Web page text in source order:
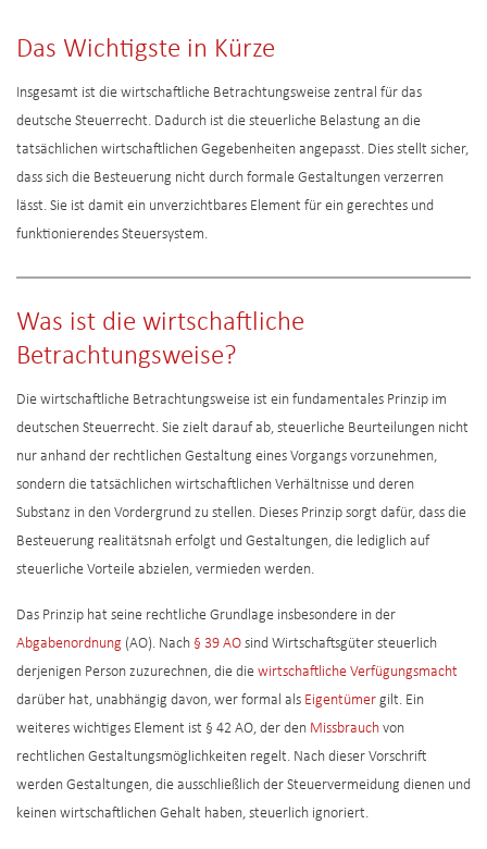
Das Wichtigste in Kürze
Insgesamt ist die wirtschaftliche Betrachtungsweise zentral für das
deutsche Steuerrecht. Dadurch ist die steuerliche Belastung an die
tatsächlichen wirtschaftlichen Gegebenheiten angepasst. Dies stellt sicher,
dass sich die Besteuerung nicht durch formale Gestaltungen verzerren
lässt. Sie ist damit ein unverzichtbares Element für ein gerechtes und
funktionierendes Steuersystem.
Was ist die wirtschaftliche
Betrachtungsweise?
Die wirtschaftliche Betrachtungsweise ist ein fundamentales Prinzip im
deutschen Steuerrecht. Sie zielt darauf ab, steuerliche Beurteilungen nicht
nur anhand der rechtlichen Gestaltung eines Vorgangs vorzunehmen,
sondern die tatsächlichen wirtschaftlichen Verhältnisse und deren
Substanz in den Vordergrund zu stellen. Dieses Prinzip sorgt dafür, dass die
Besteuerung realitätsnah erfolgt und Gestaltungen, die lediglich auf
steuerliche Vorteile abzielen, vermieden werden.
Das Prinzip hat seine rechtliche Grundlage insbesondere in der
Abgabenordnung (AO). Nach § 39 AO sind Wirtschaftsgüter steuerlich
derjenigen Person zuzurechnen, die die wirtschaftliche Verfügungsmacht
darüber hat, unabhängig davon, wer formal als Eigentümer gilt. Ein
weiteres wichtiges Element ist § 42 AO, der den Missbrauch von
rechtlichen Gestaltungsmöglichkeiten regelt. Nach dieser Vorschrift
werden Gestaltungen, die ausschließlich der Steuervermeidung dienen und
keinen wirtschaftlichen Gehalt haben, steuerlich ignoriert.